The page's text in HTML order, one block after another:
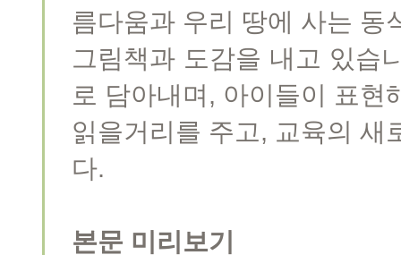
름다움과 우리 땅에 사는 동
그림책과 도감을 내고 있습
로 담아내며, 아이들이 표
읽을거리를 주고, 교육의 새
다.
본문 미리보기